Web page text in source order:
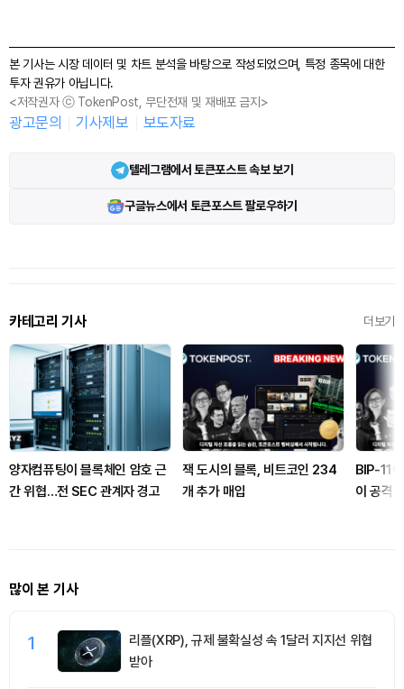
본 기사는 시장 데이터 및 차트 분석을 바탕으로 작성되었으며, 특정 종목에 대한
투자 권유가 아닙니다.
<저작권자 ⓒ TokenPost, 무단전재 및 재배포 금지>
광고문의 기사제보 보도자료
텔레그램에서 토큰포스트 속보 보기
구글뉴스에서 토큰포스트 팔로우하기
카테고리 기사 더보기
양자컴퓨팅이 블록체인 암호 근
간 위협…전 SEC 관계자 경고
잭 도시의 블록, 비트코인 234
개 추가 매입
BIP-110
이 공격
많이 본 기사
1
리플(XRP), 규제 불확실성 속 1달러 지지선 위협
받아